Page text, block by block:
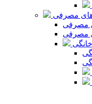
مصرفی
مصرفی
مصرفی